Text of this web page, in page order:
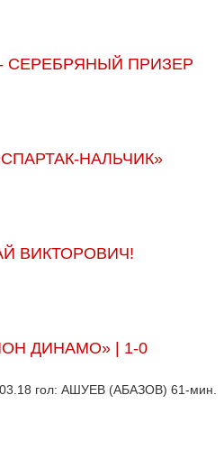
СЕРЕБРЯНЫЙ ПРИЗЕР
НАЛЬЧИК»
ВИКТОРОВИЧ!
ДИНАМО» | 1-0
гол: АШУЕВ (АБАЗОВ) 61-мин.